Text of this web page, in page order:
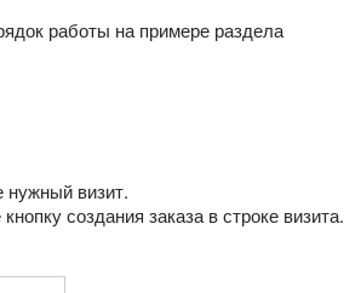
работы на примере раздела
нужный визит.
создания заказа в строке визита.